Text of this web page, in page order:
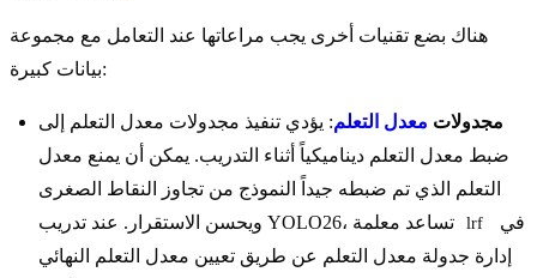
هناك بضع تقنيات أخرى يجب مراعاتها عند التعامل مع مجموعة
بيانات كبيرة:
مجدولات معدل التعلم: يؤدي تنفيذ مجدولات معدل التعلم إلى
ضبط معدل التعلم ديناميكياً أثناء التدريب. يمكن أن يمنع معدل
التعلم الذي تم ضبطه جيداً النموذج من تجاوز النقاط الصغرى
lrf
إدارة جدولة معدل التعلم عن طريق تعيين معدل التعلم النهائي